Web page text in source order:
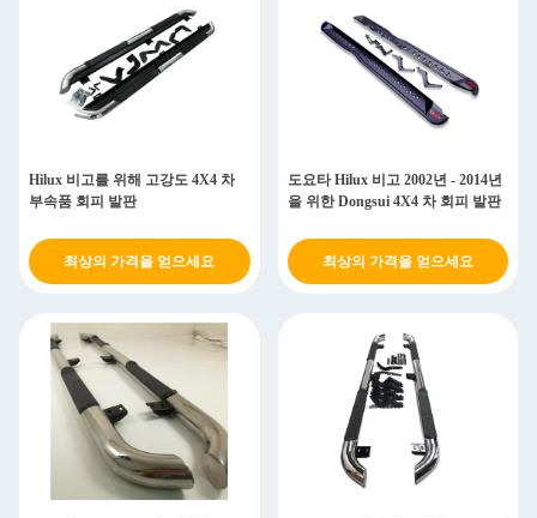
Hilux 비고를 위해 고강도 4X4 차
부속품 회피 발판
최상의 가격을 얻으세요
도요타 Hilux 비고 2002년 - 2014년
을 위한 Dongsui 4X4 차 회피 발판
최상의 가격을 얻으세요